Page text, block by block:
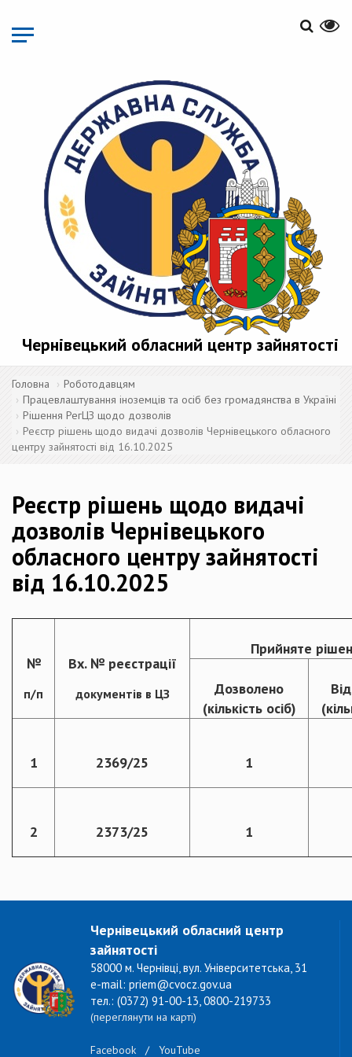
основного
матеріалу
Чернівецький обласний центр зайнятості
Головна
Роботодавцям
Працевлаштування іноземців та осіб без громадянства в Україні
Рішення РегЦЗ щодо дозволів
Реєстр рішень щодо видачі дозволів Чернівецького обласного
центру зайнятості від 16.10.2025
Реєстр рішень щодо видачі
дозволів Чернівецького
обласного центру зайнятості
від 16.10.2025
№
п/п
Вх. № реєстрації
документів в ЦЗ
Прийняте
Дозволено
(кількість осіб)
1 2369/25 1
2 2373/25 1
Чернівецький обласний центр
зайнятості
58000 м. Чернівці, вул. Університетська, 31
e-mail: priem@cvocz.gov.ua
тел.: (0372) 91-00-13, 0800-219733
(переглянути на карті)
Facebook / YouTube